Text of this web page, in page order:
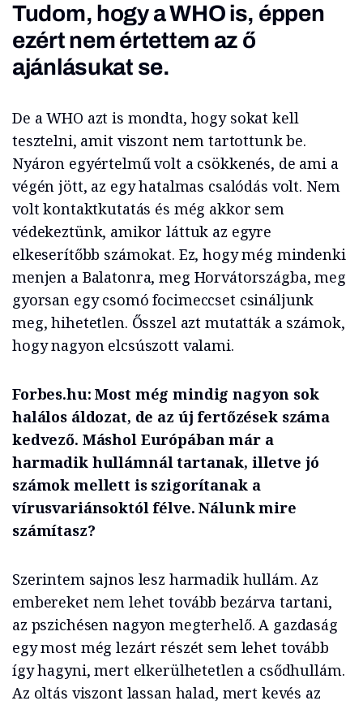
Tudom, hogy a WHO is, éppen
ezért nem értettem az ő
ajánlásukat se.
De a WHO azt is mondta, hogy sokat kell
tesztelni, amit viszont nem tartottunk be.
Nyáron egyértelmű volt a csökkenés, de ami a
végén jött, az egy hatalmas csalódás volt. Nem
volt kontaktkutatás és még akkor sem
védekeztünk, amikor láttuk az egyre
elkeserítőbb számokat. Ez, hogy még mindenki
menjen a Balatonra, meg Horvátországba, meg
gyorsan egy csomó focimeccset csináljunk
meg, hihetetlen. Ősszel azt mutatták a számok,
hogy nagyon elcsúszott valami.
Forbes.hu: Most még mindig nagyon sok
halálos áldozat, de az új fertőzések száma
kedvező. Máshol Európában már a
harmadik hullámnál tartanak, illetve jó
számok mellett is szigorítanak a
vírusvariánsoktól félve. Nálunk mire
számítasz?
Szerintem sajnos lesz harmadik hullám. Az
embereket nem lehet tovább bezárva tartani,
az pszichésen nagyon megterhelő. A gazdaság
egy most még lezárt részét sem lehet tovább
így hagyni, mert elkerülhetetlen a csődhullám.
Az oltás viszont lassan halad, mert kevés az